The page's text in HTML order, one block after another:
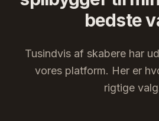
bedste
Tusindvis af skabere har
vores platform. Her er
rigtige